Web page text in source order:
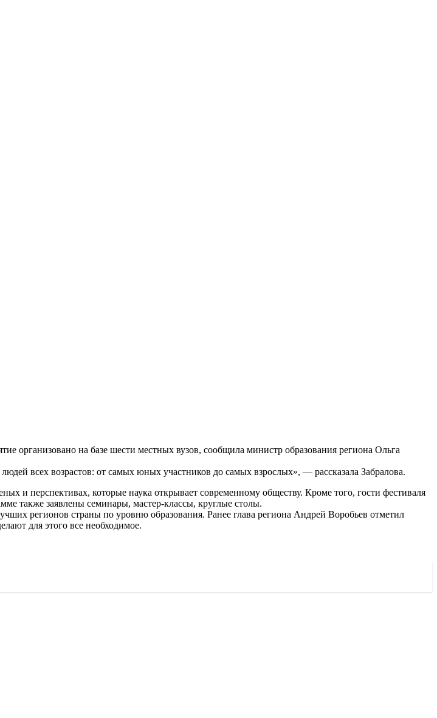
организовано на базе шести местных вузов, сообщила министр образования региона Ольга
всех возрастов: от самых юных участников до самых взрослых», — рассказала Забралова.
и перспективах, которые наука открывает современному обществу. Кроме того, гости фестиваля
также заявлены семинары, мастер-классы, круглые столы.
регионов страны по уровню образования. Ранее глава региона Андрей Воробьев отметил
для этого все необходимое.